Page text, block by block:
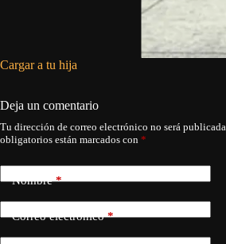
Cargar a tu hija
Deja un comentario
Tu dirección de correo electrónico no será publicada.
obligatorios están marcados con *
Nombre*
Correo electrónico*